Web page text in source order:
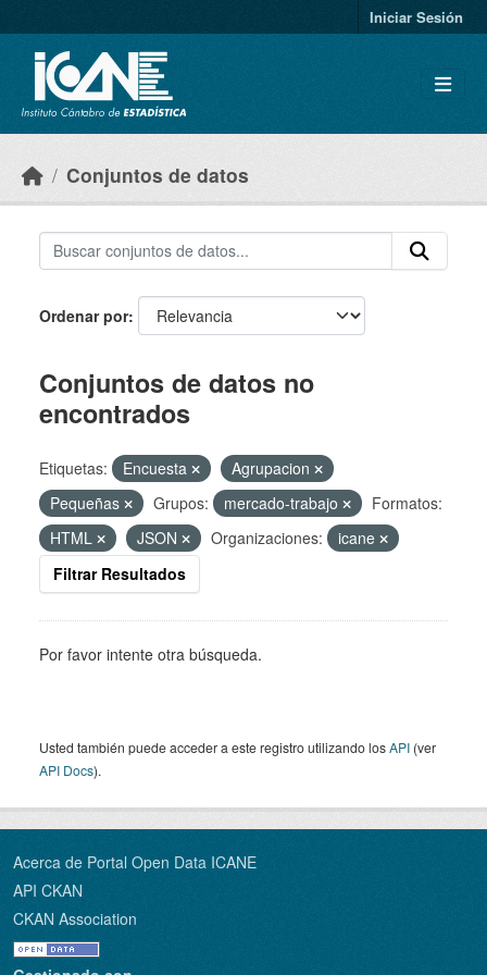
Iniciar Sesión
Conjuntos de datos
Ordenar por
Conjuntos de datos no
encontrados
Etiquetas: Encuesta
Agrupacion
Pequeñas
Grupos: mercado-trabajo
Formatos:
HTML
JSON Organizaciones:
icane
Filtrar Resultados
Por favor intente otra búsqueda.
Usted también puede acceder a este registro utilizando losAPI (ver
API Docs).
Acerca de Portal Open Data ICANE
API CKAN
CKAN Association